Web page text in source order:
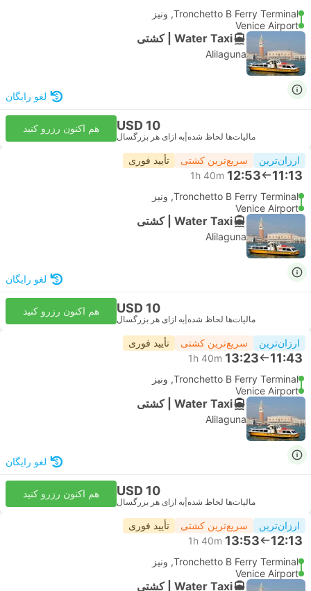
Tronchetto B Ferry Terminal, ونیز
Venice Airport
Water Taxi | کشتی
Alilaguna
لغو رایگان
USD 10
مالیات‌ها لحاظ شده به ازای هر بزرگسال
هم اکنون رزرو کنید
ارزان‌ترین سریع‌ترین کشتی تأیید فوری
11:13
12:53
1h 40m
Tronchetto B Ferry Terminal, ونیز
Venice Airport
Water Taxi | کشتی
Alilaguna
لغو رایگان
USD 10
مالیات‌ها لحاظ شده به ازای هر بزرگسال
هم اکنون رزرو کنید
ارزان‌ترین سریع‌ترین کشتی تأیید فوری
11:43
13:23
1h 40m
Tronchetto B Ferry Terminal, ونیز
Venice Airport
Water Taxi | کشتی
Alilaguna
لغو رایگان
USD 10
مالیات‌ها لحاظ شده به ازای هر بزرگسال
هم اکنون رزرو کنید
ارزان‌ترین سریع‌ترین کشتی تأیید فوری
12:13
13:53
1h 40m
Tronchetto B Ferry Terminal, ونیز
Venice Airport
Water Taxi | کشتی